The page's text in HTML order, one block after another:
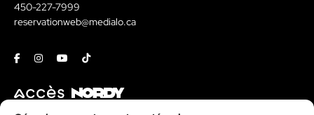
450-227-7999
reservationweb@medialo.ca
FacebookInstagramYoutubeTiktok